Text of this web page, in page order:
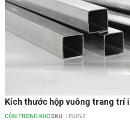
thư
viện
ảnh
Chuyển
phần
Kích thước hộp vuông trang trí
CÒN TRONG KHOSKU HSUS-3